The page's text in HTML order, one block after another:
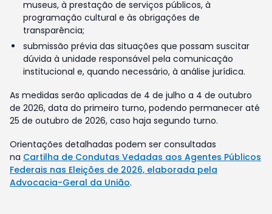
museus, à prestação de serviços públicos, à
programação cultural e às obrigações de
transparência;
submissão prévia das situações que possam suscitar
dúvida à unidade responsável pela comunicação
institucional e, quando necessário, à análise jurídica.
As medidas serão aplicadas de 4 de julho a 4 de outubro
de 2026, data do primeiro turno, podendo permanecer até
25 de outubro de 2026, caso haja segundo turno.
Orientações detalhadas podem ser consultadas
na Cartilha de Condutas Vedadas aos Agentes Públicos
Federais nas Eleições de 2026, elaborada pela
Advocacia-Geral da União.